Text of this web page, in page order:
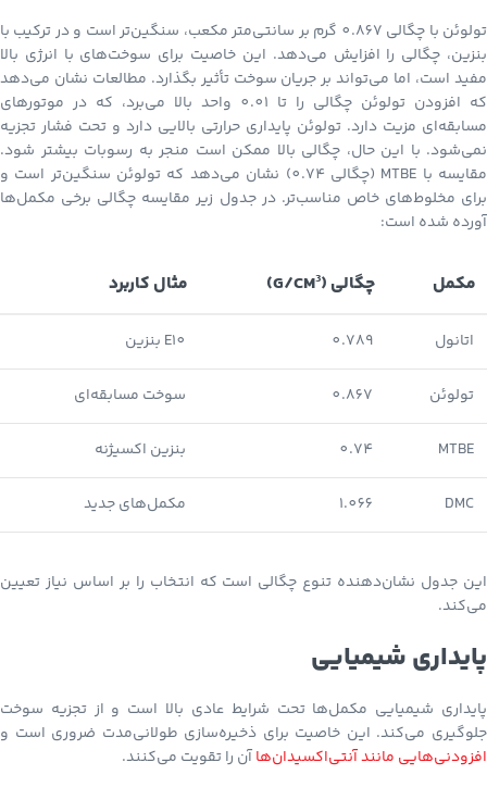
تولوئن با چگالی 0.867 گرم بر سانتی‌متر مکعب، سنگین‌تر است و در ترکیب با
بنزین، چگالی را افزایش می‌دهد. این خاصیت برای سوخت‌های با انرژی بالا
مفید است، اما می‌تواند بر جریان سوخت تأثیر بگذارد. مطالعات نشان می‌دهد
که افزودن تولوئن چگالی را تا 0.01 واحد بالا می‌برد، که در موتورهای
مسابقه‌ای مزیت دارد. تولوئن پایداری حرارتی بالایی دارد و تحت فشار تجزیه
نمی‌شود. با این حال، چگالی بالا ممکن است منجر به رسوبات بیشتر شود.
مقایسه با MTBE (چگالی 0.74) نشان می‌دهد که تولوئن سنگین‌تر است و
برای مخلوط‌های خاص مناسب‌تر. در جدول زیر مقایسه چگالی برخی مکمل‌ها
آورده شده است:
مکمل چگالی (G/CM³) مثال کاربرد
اتانول 0.789 E10 بنزین
تولوئن 0.867 سوخت مسابقه‌ای
MTBE
0.74 بنزین اکسیژنه
DMC
1.066 مکمل‌های جدید
این جدول نشان‌دهنده تنوع چگالی است که انتخاب را بر اساس نیاز تعیین
می‌کند.
پایداری شیمیایی
پایداری شیمیایی مکمل‌ها تحت شرایط عادی بالا است و از تجزیه سوخت
جلوگیری می‌کند. این خاصیت برای ذخیره‌سازی طولانی‌مدت ضروری است و
افزودنی‌هایی مانند آنتی‌اکسیدان‌هاآن را تقویت می‌کنند.